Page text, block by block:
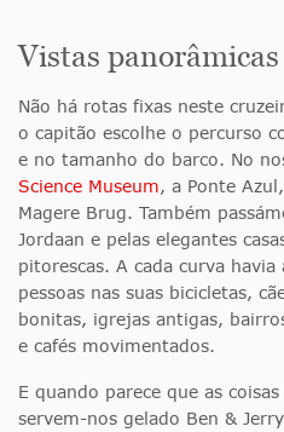
Vistas panorâmicas
Não há rotas fixas neste
o capitão escolhe o percurso
e no tamanho do barco. No
Science Museum, a Ponte
Magere Brug. Também
Jordaan e pelas elegantes
pitorescas. A cada curva
pessoas nas suas bicicletas,
bonitas, igrejas antigas,
e cafés movimentados.
E quando parece que as
servem-nos gelado Ben &